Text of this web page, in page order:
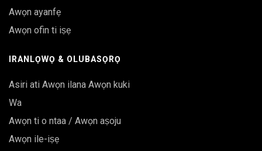
Awọn ayanfẹ
Awọn ofin ti iṣẹ
IRANLỌWỌ & OLUBASỌRỌ
Asiri ati Awọn ilana Awọn kuki
Wa
Awọn ti o ntaa / Awọn aṣoju
Awọn ile-iṣẹ